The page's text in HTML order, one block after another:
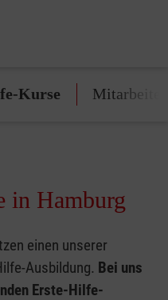
Kurse Mitarbeiten
in Hamburg
einen unserer
Ausbildung. Bei uns
Erste-Hilfe-